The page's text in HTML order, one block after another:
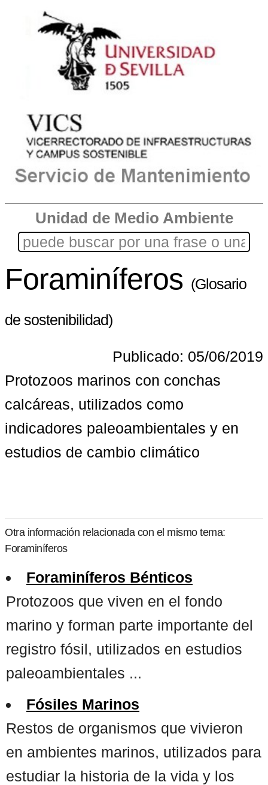
Unidad de Medio Ambiente
Foraminíferos (Glosario
de sostenibilidad)
Publicado: 05/06/2019
Protozoos marinos con conchas
calcáreas, utilizados como
indicadores paleoambientales y en
estudios de cambio climático
Otra información relacionada con el mismo tema:
Foraminíferos
Foraminíferos Bénticos
Protozoos que viven en el fondo
marino y forman parte importante del
registro fósil, utilizados en estudios
paleoambientales ...
Fósiles Marinos
Restos de organismos que vivieron
en ambientes marinos, utilizados para
estudiar la historia de la vida y los